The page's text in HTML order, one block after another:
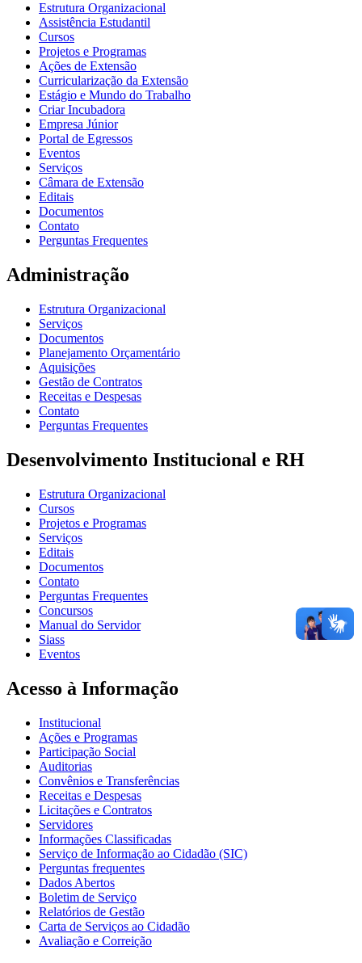
Estrutura Organizacional
Assistência Estudantil
Cursos
Projetos e Programas
Ações de Extensão
Curricularização da Extensão
Estágio e Mundo do Trabalho
Criar Incubadora
Empresa Júnior
Portal de Egressos
Eventos
Serviços
Câmara de Extensão
Editais
Documentos
Contato
Perguntas Frequentes
Administração
Estrutura Organizacional
Serviços
Documentos
Planejamento Orçamentário
Aquisições
Gestão de Contratos
Receitas e Despesas
Contato
Perguntas Frequentes
Desenvolvimento Institucional e RH
Estrutura Organizacional
Cursos
Projetos e Programas
Serviços
Editais
Documentos
Contato
Perguntas Frequentes
Concursos
Manual do Servidor
Siass
Eventos
Acesso à Informação
Institucional
Ações e Programas
Participação Social
Auditorias
Convênios e Transferências
Receitas e Despesas
Licitações e Contratos
Servidores
Informações Classificadas
Serviço de Informação ao Cidadão (SIC)
Perguntas frequentes
Dados Abertos
Boletim de Serviço
Relatórios de Gestão
Carta de Serviços ao Cidadão
Avaliação e Correição